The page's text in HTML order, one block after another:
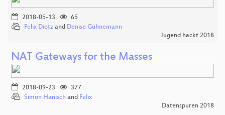
2018-05-13
65
Felix Dietz and Denise Gühnemann
Jugend hackt 2018
NAT Gateways for the Masses
2018-09-23
377
Simon Hanisch and Felix
Datenspuren 2018